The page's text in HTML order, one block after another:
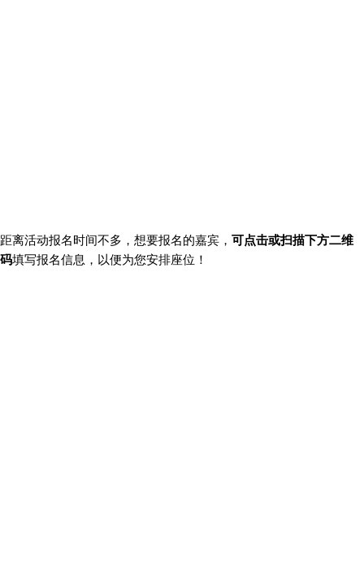
距离活动报名时间不多，想要报名的嘉宾， 可点击或扫描下方二维
码填写报名信息，以便为您安排座位！